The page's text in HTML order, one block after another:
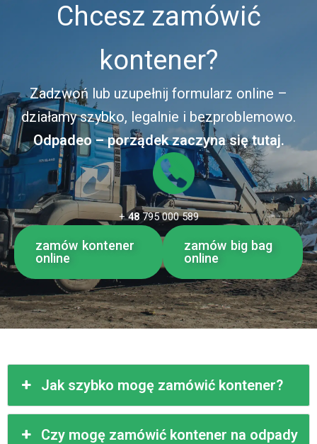
Chcesz zamówić
kontener?
Zadzwoń lub uzupełnij formularz online –
działamy szybko, legalnie i bezproblemowo.
Odpadeo – porządek zaczyna się tutaj.
+48 795 000 589
zamów kontener
online
zamów big bag
online
Jak szybko mogę zamówić kontener?
Czy mogę zamówić kontener na odpady